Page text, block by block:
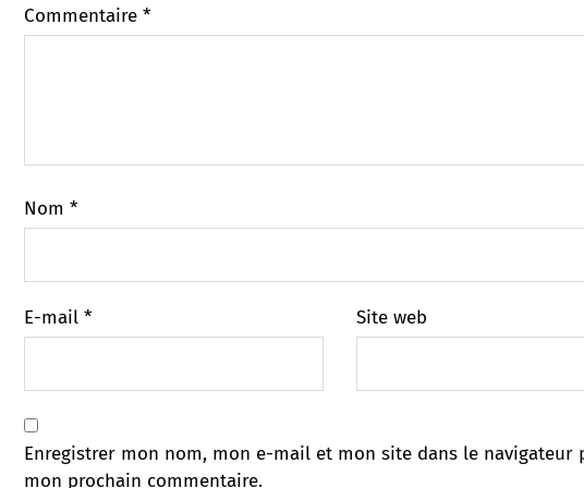
Commentaire *
Nom *
E-mail * Site web
Enregistrer mon nom, mon e-mail et mon site dans le navigateur
mon prochain commentaire.